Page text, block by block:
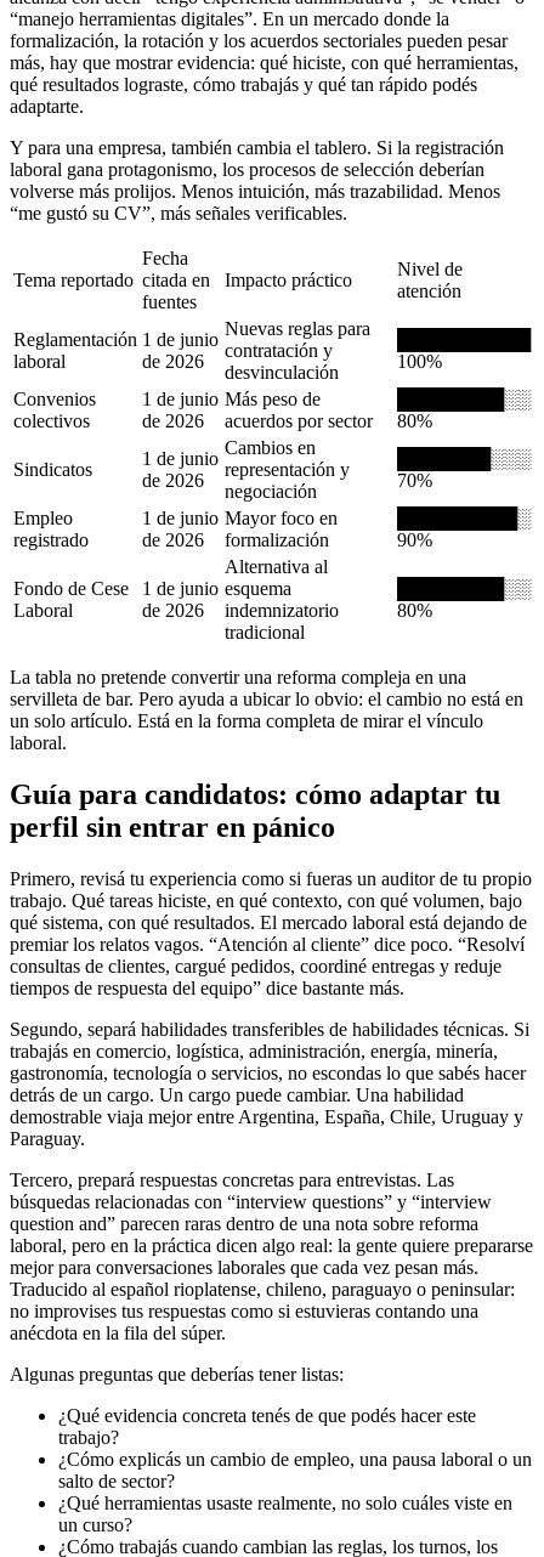
“manejo herramientas digitales”. En un mercado donde la
formalización, la rotación y los acuerdos sectoriales pueden pesar
más, hay que mostrar evidencia: qué hiciste, con qué herramientas,
qué resultados lograste, cómo trabajás y qué tan rápido podés
adaptarte.
Y para una empresa, también cambia el tablero. Si la registración
laboral gana protagonismo, los procesos de selección deberían
volverse más prolijos. Menos intuición, más trazabilidad. Menos
“me gustó su CV”, más señales verificables.
Tema reportado
Fecha
citada en
fuentes
Impacto práctico
Nivel de
atención
Reglamentación
laboral
1 de junio
de 2026
Nuevas reglas para
contratación y
desvinculación
100%
Convenios
colectivos
1 de junio
de 2026
Más peso de
acuerdos por sector
████████░░
80%
Sindicatos
1 de junio
de 2026
Cambios en
representación y
negociación
███████░░░
70%
Empleo
registrado
1 de junio
de 2026
Mayor foco en
formalización
█████████░
90%
Fondo de Cese
Laboral
1 de junio
de 2026
Alternativa al
esquema
indemnizatorio
tradicional
████████░░
80%
La tabla no pretende convertir una reforma compleja en una
servilleta de bar. Pero ayuda a ubicar lo obvio: el cambio no está en
un solo artículo. Está en la forma completa de mirar el vínculo
laboral.
Guía para candidatos: cómo adaptar tu
perfil sin entrar en pánico
Primero, revisá tu experiencia como si fueras un auditor de tu propio
trabajo. Qué tareas hiciste, en qué contexto, con qué volumen, bajo
qué sistema, con qué resultados. El mercado laboral está dejando de
premiar los relatos vagos. “Atención al cliente” dice poco. “Resolví
consultas de clientes, cargué pedidos, coordiné entregas y reduje
tiempos de respuesta del equipo” dice bastante más.
Segundo, separá habilidades transferibles de habilidades técnicas. Si
trabajás en comercio, logística, administración, energía, minería,
gastronomía, tecnología o servicios, no escondas lo que sabés hacer
detrás de un cargo. Un cargo puede cambiar. Una habilidad
demostrable viaja mejor entre Argentina, España, Chile, Uruguay y
Paraguay.
Tercero, prepará respuestas concretas para entrevistas. Las
búsquedas relacionadas con “interview questions” y “interview
question and” parecen raras dentro de una nota sobre reforma
laboral, pero en la práctica dicen algo real: la gente quiere prepararse
mejor para conversaciones laborales que cada vez pesan más.
Traducido al español rioplatense, chileno, paraguayo o peninsular:
no improvises tus respuestas como si estuvieras contando una
anécdota en la fila del súper.
Algunas preguntas que deberías tener listas:
¿Qué evidencia concreta tenés de que podés hacer este
trabajo?
¿Cómo explicás un cambio de empleo, una pausa laboral o un
salto de sector?
¿Qué herramientas usaste realmente, no solo cuáles viste en
un curso?
¿Cómo trabajás cuando cambian las reglas, los turnos, los